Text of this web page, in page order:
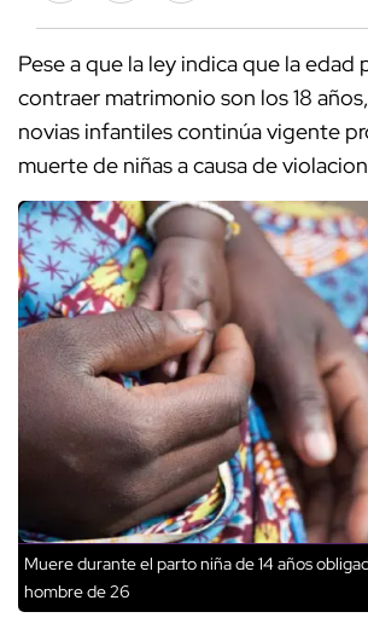
Pese a que la ley indica que la edad
contraer matrimonio son los 18
novias infantiles continúa vigente
muerte de niñas a causa de
Muere durante el parto niña de 14 años
hombre de 26